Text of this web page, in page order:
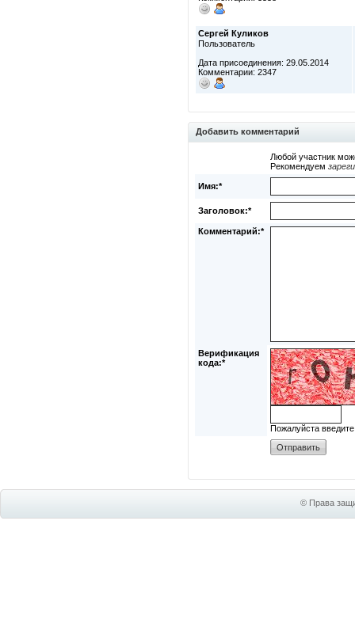
Сергей Куликов
Пользователь
Дата присоединения: 29.05.2014
Комментарии: 2347
Добавить комментарий
Любой участник
Рекомендуем
Имя:*
Заголовок:*
Комментарий:*
Верификация
кода:*
Пожалуйста
© Права